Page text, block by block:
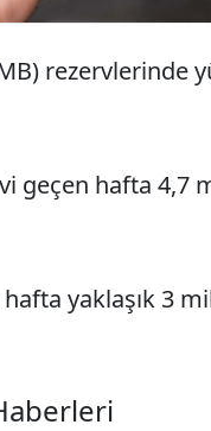
rezervlerinde
geçen hafta 4,7
yaklaşık 3